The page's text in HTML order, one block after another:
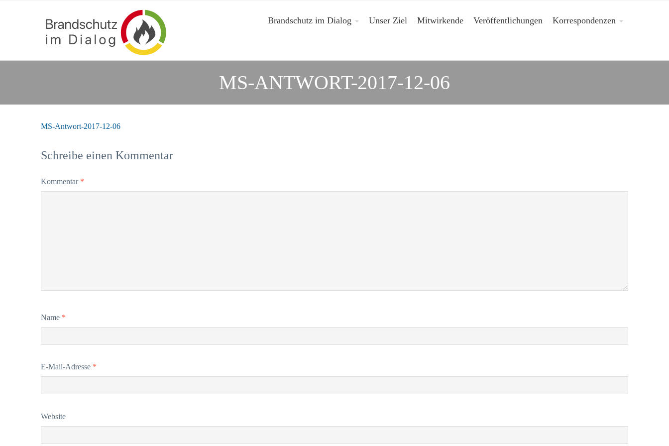
Brandschutz im Dialog Unser Ziel Mitwirkende Veröffentlichungen Korrespondenzen
MS-ANTWORT-2017-12-06
MS-Antwort-2017-12-06
Schreibe einen Kommentar
Kommentar *
Name *
E-Mail-Adresse *
Website